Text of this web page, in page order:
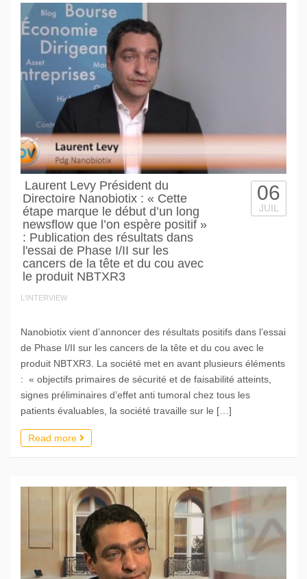
Laurent Levy Président du
Directoire Nanobiotix : « Cette
étape marque le début d’un long
newsflow que l’on espère positif »
: Publication des résultats dans
l'essai de Phase I/II sur les
cancers de la tête et du cou avec
le produit NBTXR3
L'INTERVIEW
06
JUIL
Nanobiotix vient d’annoncer des résultats positifs dans l’essai
de Phase I/II sur les cancers de la tête et du cou avec le
produit NBTXR3. La société met en avant plusieurs éléments
: « objectifs primaires de sécurité et de faisabilité atteints,
signes préliminaires d’effet anti tumoral chez tous les
patients évaluables, la société travaille sur le […]
Read more